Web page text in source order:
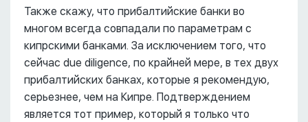
Также скажу, что прибалтийские банки во
многом всегда совпадали по параметрам с
кипрскими банками. За исключением того, что
сейчас due diligence, по крайней мере, в тех двух
прибалтийских банках, которые я рекомендую,
серьезнее, чем на Кипре. Подтверждением
является тот пример, который я только что